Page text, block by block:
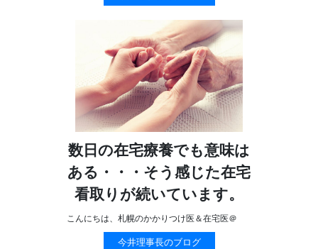
数日の在宅療養でも意味は
ある・・・そう感じた在宅
看取りが続いています。
こんにちは、札幌のかかりつけ医＆在宅医＠
今井理事長のブログ